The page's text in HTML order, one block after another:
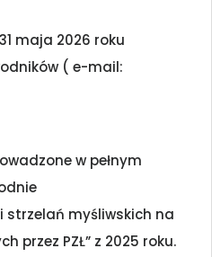
maja 2026 roku
( e-mail:
w pełnym
strzelań myśliwskich na
przez PZŁ” z 2025 roku.